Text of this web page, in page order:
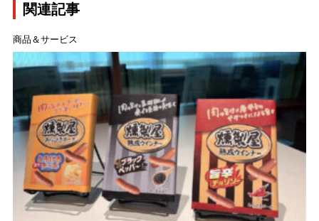
関連記事
商品＆サービス